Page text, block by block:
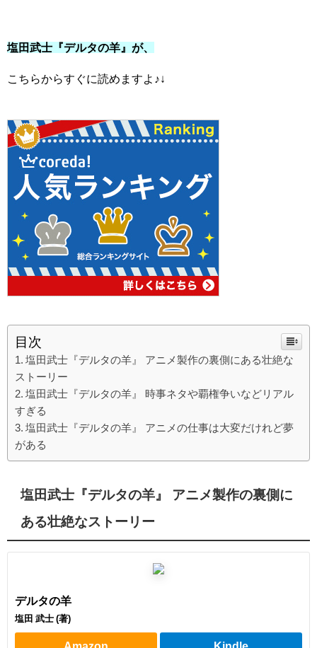
塩田武士『デルタの羊』が、
こちらからすぐに読めますよ♪↓
目次
塩田武士『デルタの羊』 アニメ製作の裏側にある壮絶な
ストーリー
塩田武士『デルタの羊』 時事ネタや覇権争いなどリアル
すぎる
塩田武士『デルタの羊』 アニメの仕事は大変だけれど夢
がある
塩田武士『デルタの羊』 アニメ製作の裏側に
ある壮絶なストーリー
デルタの羊
塩田 武士 (著)